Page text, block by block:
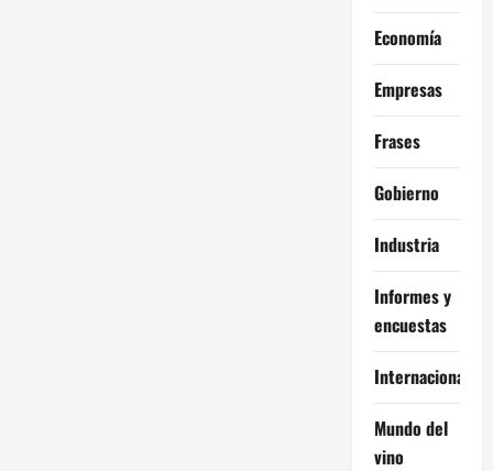
Economía
Empresas
Frases
Gobierno
Industria
Informes y
encuestas
Internacional
Mundo del
vino